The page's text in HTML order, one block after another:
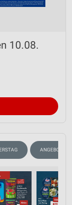
10.08.
ANGEBOTE